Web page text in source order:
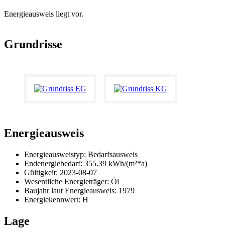
Energieausweis liegt vor.
Grundrisse
Energieausweis
Energieausweistyp: Bedarfsausweis
Endenergiebedarf: 355.39 kWh/(m²*a)
Gültigkeit: 2023-08-07
Wesentliche Energieträger: Öl
Baujahrlaut Energieausweis: 1979
Energiekennwert: H
Lage